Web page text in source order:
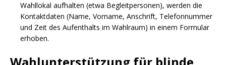
Wahllokal aufhalten (etwa Begleitpersonen), werden die
Kontaktdaten (Name, Vorname, Anschrift, Telefonnummer
und Zeit des Aufenthalts im Wahlraum) in einem Formular
erhoben.